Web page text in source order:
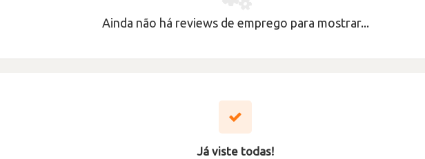
Ainda não há reviews de emprego para mostrar...
Já viste todas!